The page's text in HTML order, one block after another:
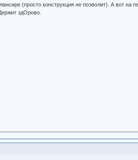
(просто конструкция не позволит). А вот на
здОрово.